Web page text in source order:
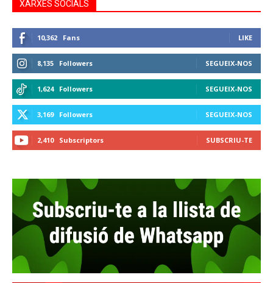
XARXES SOCIALS
10,362 Fans LIKE
8,135 Followers SEGUEIX-NOS
1,624 Followers SEGUEIX-NOS
3,169 Followers SEGUEIX-NOS
2,410 Subscriptors SUBSCRIU-TE